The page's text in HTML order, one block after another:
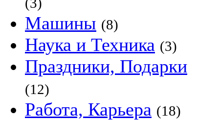
Машины (8)
Наука и Техника (3)
Праздники, Подарки
(12)
Работа, Карьера (18)